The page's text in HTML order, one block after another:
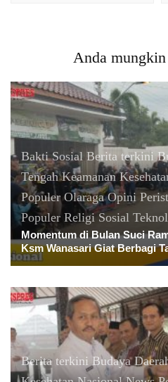
Anda
Bakti Sosial Berita terkini
Tengah Keamanan
Populer Olaraga Opini
Populer Religi Sosial
Momentum di Bulan Suci
Ksm Wanasari Giat Berbagi
Berita terkini Budaya